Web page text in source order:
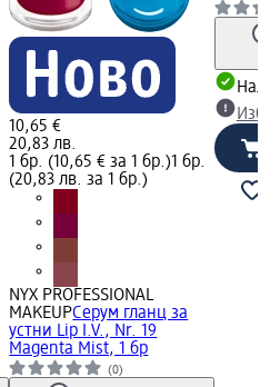
10,65 €
20,83 лв.
1 бр. (10,65 € за 1 бр.)1 бр.
(20,83 лв. за 1 бр.)
NYX PROFESSIONAL
MAKEUPСерум гланц за
устни Lip I.V., Nr. 19
Magenta Mist, 1 бр
(0)